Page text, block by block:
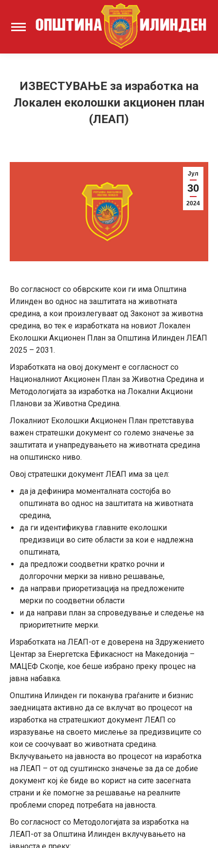
ИЗВЕСТУВАЊЕ за изработка на
Локален еколошки акционен план
(ЛЕАП)
Јул
30
2024
Во согласност со обврските кои ги има Општина
Илинден во однос на заштитата на животната
средина, а кои произлегуваат од Законот за животна
средина, во тек е изработката на новиот Локален
Еколошки Акционен План за Општина Илинден ЛЕАП
2025 – 2031.
Изработката на овој документ е согласност со
Националниот Акционен План за Животна Средина и
Методологијата за изработка на Локални Акциони
Планови за Животна Средина.
Локалниот Еколошки Акционен План претставува
важен стратешки документ со големо значење за
заштитата и унапредувањето на животната средина
на општинско ниво.
Овој стратешки документ ЛЕАП има за цел:
да ја дефинира моменталната состојба во
општината во однос на заштитата на животната
средина,
да ги идентификува главните еколошки
предизвици во сите области за кои е надлежна
општината,
да предложи соодветни кратко рочни и
долгорочни мерки за нивно решавање,
да направи приоретизација на предложените
мерки по соодветни области
и да направи план за спроведување и следење на
приоритетните мерки.
Изработката на ЛЕАП-от е доверена на Здружението
Центар за Енергетска Ефикасност на Македонија –
МАЦЕФ Скопје, кое беше избрано преку процес на
јавна набавка.
Општина Илинден ги поканува граѓаните и бизнис
заедницата активно да се вклучат во процесот на
изработка на стратешкиот документ ЛЕАП со
изразување на своето мислење за предизвиците со
кои се соочуваат во животната средина.
Вклучувањето на јавноста во процесот на изработка
на ЛЕАП – от од суштинско значење за да се добие
документ кој ќе биде во корист на сите засегната
страни и ќе помогне за решавање на реалните
проблеми според потребата на јавноста.
Во согласност со Методологијата за изработка на
ЛЕАП-от за Општина Илинден вклучувањето на